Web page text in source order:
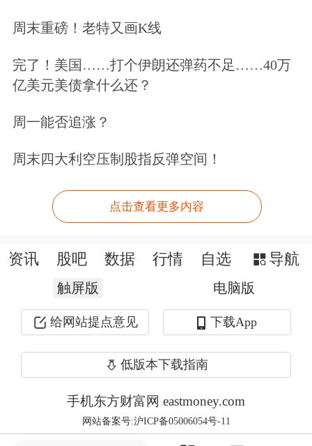
能监察工作的通知》要求抓紧组织实
送至工信部（节能与综合利用司）。通
彻落实《国务院办公厅关于严格规范涉
企行政检查的意见》（国办发〔2024〕
54号），进一步规范工业节能监察程序
措施，切实减轻企业负担。
通知显示，此次多晶硅行业专项节能监
察任务清单涵盖了
、四川、云
南、青海等地的41家企业，包括四川永
内蒙古大全新能源有限公司、乐山协鑫
新能源科技有限公司、云南通威高纯晶
硅有限公司、新疆中部合盛硅业有限公
周末重磅！老特又画K线
完了！美国……打个伊朗还弹药不足……40万
亿美元美债拿什么还？
周一能否追涨？
周末四大利空压制股指反弹空间！
点击查看更多内容
资讯 股吧 数据 行情 自选 导航
触屏版 电脑版
给网站提点意见 下载App
低版本下载指南
手机东方财富网 eastmoney.com
网站备案号:沪ICP备05006054号-11